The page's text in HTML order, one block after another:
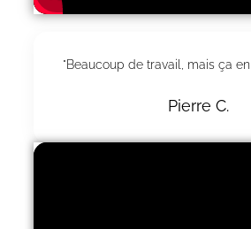
"Beaucoup de travail, mais ça
Pierre C.